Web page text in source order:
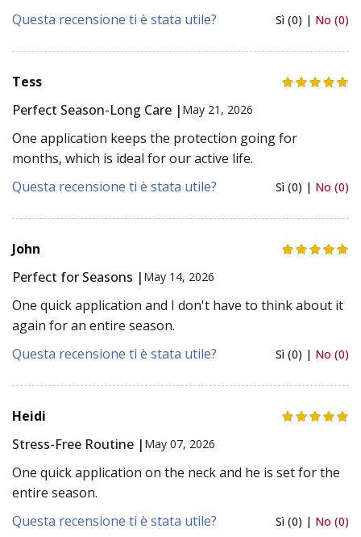
Questa recensione ti è stata utile? Sì (0) | No (0)
Tess
Perfect Season-Long Care | May 21, 2026
One application keeps the protection going for
months, which is ideal for our active life.
Questa recensione ti è stata utile?
Sì (0) | No (0)
John
Perfect for Seasons | May 14, 2026
One quick application and I don't have to think about it
again for an entire season.
Questa recensione ti è stata utile?
Sì (0) | No (0)
Heidi
Stress-Free Routine | May 07, 2026
One quick application on the neck and he is set for the
entire season.
Questa recensione ti è stata utile?
Sì (0) | No (0)